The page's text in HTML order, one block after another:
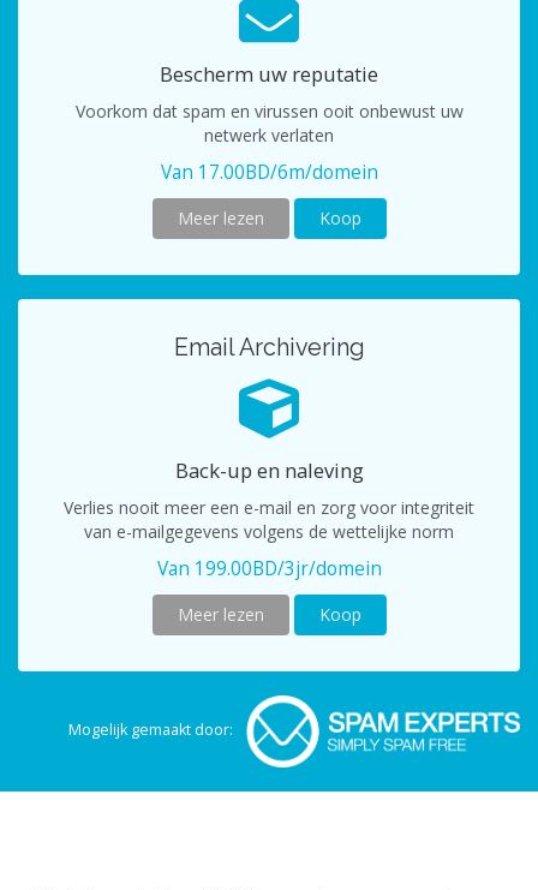
Bescherm uw reputatie
Voorkom dat spam en virussen ooit onbewust uw
netwerk verlaten
Van 17.00BD/6m/domein
Meer lezen Koop
Email Archivering
Back-up en naleving
Verlies nooit meer een e-mail en zorg voor integriteit
van e-mailgegevens volgens de wettelijke norm
Van 199.00BD/3jr/domein
Meer lezen Koop
Mogelijk gemaakt door: